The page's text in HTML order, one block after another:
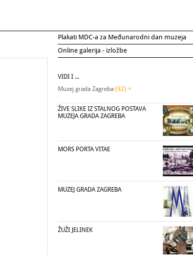
Plakati MDC-a za Međunarodni dan muzeja
Online galerija - izložbe
VIDI I ...
Muzej grada Zagreba (92) >
ŽIVE SLIKE IZ STALNOG POSTAVA
MUZEJA GRADA ZAGREBA
MORS PORTA VITAE
MUZEJ GRADA ZAGREBA
ŽUŽI JELINEK